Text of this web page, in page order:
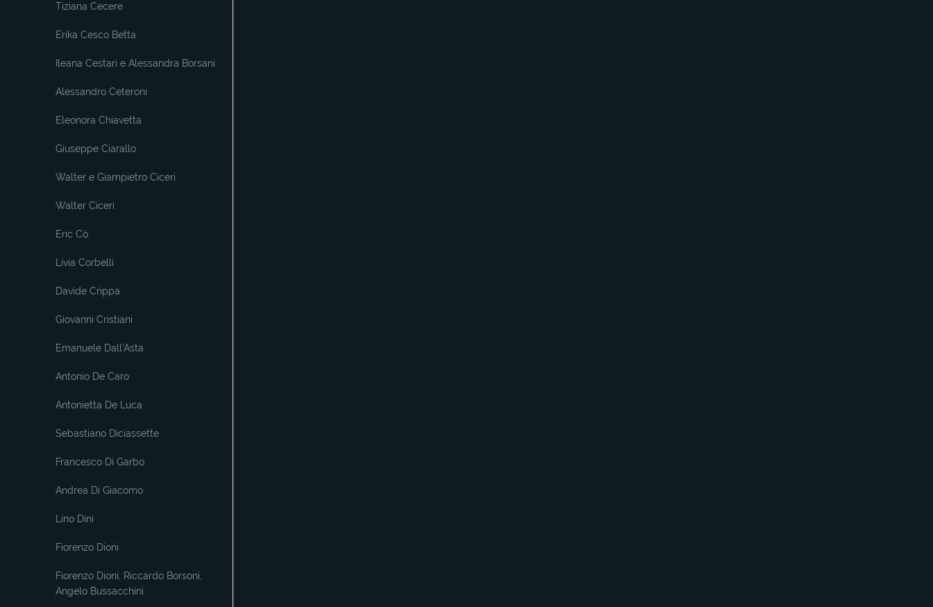
Tiziana Cecere
Erika Cesco Betta
Ileana Cestari e Alessandra Borsani
Alessandro Ceteroni
Eleonora Chiavetta
Giuseppe Ciarallo
Walter e Giampietro Ciceri
Walter Ciceri
Eric Cò
Livia Corbelli
Davide Crippa
Giovanni Cristiani
Emanuele Dall'Asta
Antonio De Caro
Antonietta De Luca
Sebastiano Diciassette
Francesco Di Garbo
Andrea Di Giacomo
Lino Dini
Fiorenzo Dioni
Fiorenzo Dioni, Riccardo Borsoni,
Angelo Bussacchini